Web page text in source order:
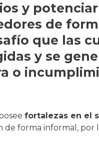
y
de
que las
y se
o
fortalezas en el
de forma informal,